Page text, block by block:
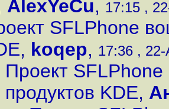
AlexYeCu, 17:15 ,
SFLPhone
, koqep, 17:36 ,
Проект
продуктов KDE,